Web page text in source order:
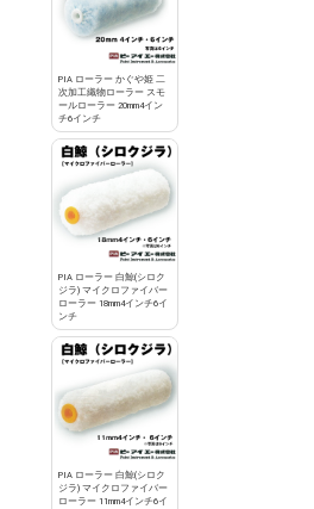
PIA ローラー かぐや姫 二
次加工織物ローラー スモ
ールローラー 20mm4イン
チ6インチ
PIA ローラー 白鯨(シロク
ジラ) マイクロファイバー
ローラー 18mm4インチ6イ
ンチ
PIA ローラー 白鯨(シロク
ジラ) マイクロファイバー
ローラー 11mm4インチ6イ